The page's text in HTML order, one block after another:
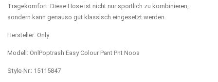
Tragekomfort. Diese Hose ist nicht nur sportlich zu kombinieren,
sondern kann genauso gut klassisch eingesetzt werden.
Hersteller: Only
Modell: OnlPoptrash Easy Colour Pant Pnt Noos
Style-Nr.: 15115847